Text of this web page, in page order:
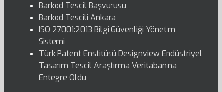
Barkod Tescil Başvurusu
Barkod Tescili Ankara
ISO 27001:2013 Bilgi Güvenliği Yönetim
Sistemi
Türk Patent Enstitüsü Designview Endüstriyel
Tasarım Tescil Araştırma Veritabanına
Entegre Oldu